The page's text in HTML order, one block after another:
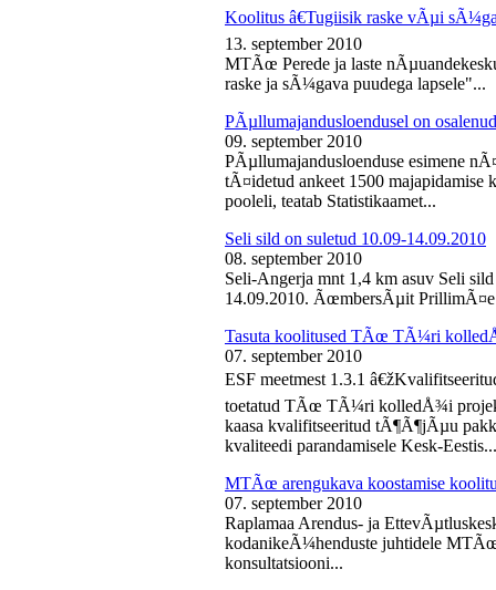
Koolitus â€Tugiisik raske vÃµi
13. september 2010
MTÃœ Perede ja laste
raske ja sÃ¼gava puudega lapsele"...
PÃµllumajandusloendusel on
09. september 2010
PÃµllumajandusloenduse esimene
tÃ¤idetud ankeet 1500 majapidamise
pooleli, teatab Statistikaamet...
Seli sild on suletud 10.09-14.09.2010
08. september 2010
Seli-Angerja mnt 1,4 km asuv Seli
14.09.2010. ÃœmbersÃµit
Tasuta koolitused TÃœ TÃ¼ri
07. september 2010
ESF meetmest 1.3.1
toetatud TÃœ TÃ¼ri kolledÅ¾i
kaasa kvalifitseeritud tÃ¶Ã¶jÃµu
kvaliteedi parandamisele Kesk-Eestis...
MTÃœ arengukava koostamise
07. september 2010
Raplamaa Arendus- ja
kodanikeÃ¼henduste juhtidele
konsultatsiooni...